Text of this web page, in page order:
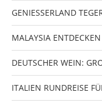
GENIESSERLAND
MALAYSIA ENTDECKEN
DEUTSCHER WEIN:
ITALIEN RUNDREISE